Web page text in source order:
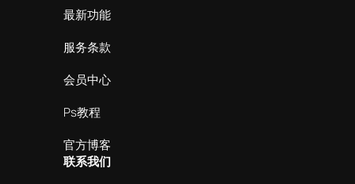
最新功能
服务条款
会员中心
Ps教程
官方博客
联系我们